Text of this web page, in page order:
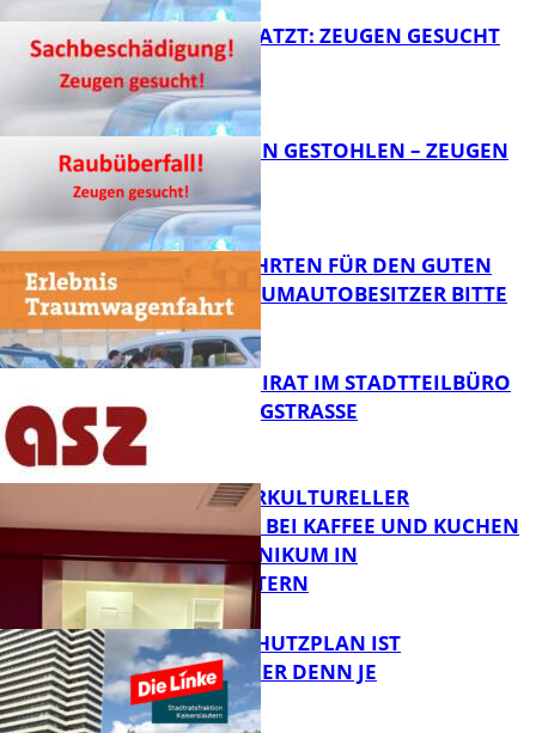
AUTO ZERKRATZT: ZEUGEN GESUCHT
FB News
TEURE KETTEN GESTOHLEN – ZEUGEN
GESUCHT!
FB News
SPENDENFAHRTEN FÜR DEN GUTEN
ZWECK – TRAUMAUTOBESITZER BITTE
MELDEN!
FB News
SENIORENBEIRAT IM STADTTEILBÜRO
IN DER KÖNIGSTRASSE
FB Gesundheit
NEUER INTERKULTURELLER
TREFFPUNKT BEI KAFFEE UND KUCHEN
IM PFALZKLINIKUM IN
KAISERSLAUTERN
EIN HITZESCHUTZPLAN IST
NOTWENDIGER DENN JE